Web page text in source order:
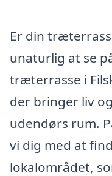
Er din
unaturlig at se
træterrasse i
der bringer liv
udendørs rum.
vi dig med at
lokalområdet,